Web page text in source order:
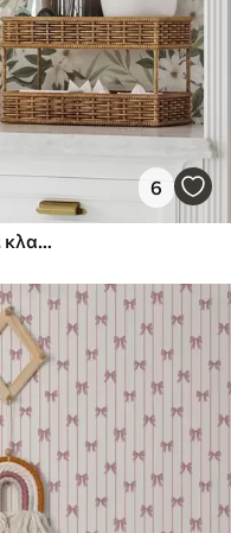
6
Κοκκινόσυκα με λευκό στήθος σε κλαδιά με κρεμ λουλούδια